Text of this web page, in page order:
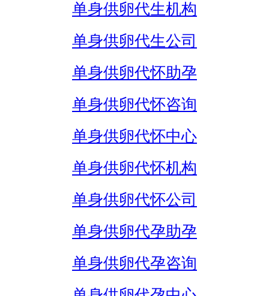
单身供卵代生机构
单身供卵代生公司
单身供卵代怀助孕
单身供卵代怀咨询
单身供卵代怀中心
单身供卵代怀机构
单身供卵代怀公司
单身供卵代孕助孕
单身供卵代孕咨询